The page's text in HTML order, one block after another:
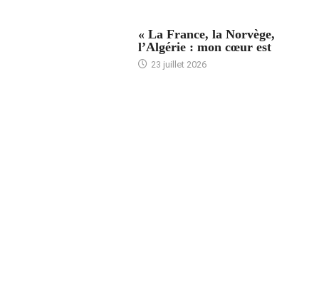
« La France, la Norvège,
l’Algérie : mon cœur est
23 juillet 2026